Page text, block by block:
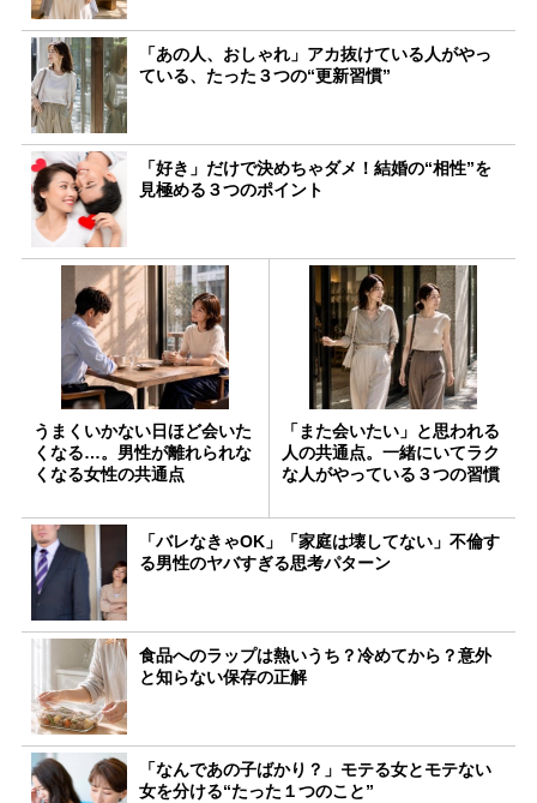
「あの人、おしゃれ」アカ抜けている人がやっ
ている、たった３つの“更新習慣”
「好き」だけで決めちゃダメ！結婚の“相性”を
見極める３つのポイント
うまくいかない日ほど会いた
くなる…。男性が離れられな
くなる女性の共通点
「また会いたい」と思われる
人の共通点。一緒にいてラク
な人がやっている３つの習慣
「バレなきゃOK」「家庭は壊してない」不倫す
る男性のヤバすぎる思考パターン
食品へのラップは熱いうち？冷めてから？意外
と知らない保存の正解
「なんであの子ばかり？」モテる女とモテない
女を分ける“たった１つのこと”